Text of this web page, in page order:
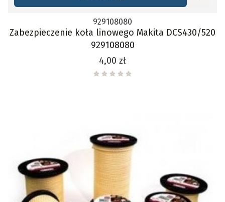
929108080
Zabezpieczenie koła linowego Makita DCS430/520
929108080
Cena
4,00 zł